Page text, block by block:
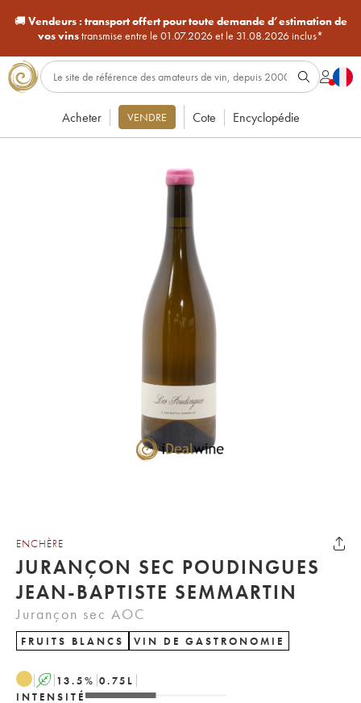
🚚Vendeurs : transport offert pour toute demande d’estimation de
vos vinstransmise entre le 01.07.2026 et le 31.08.2026 inclus*
Acheter VENDRE Cote Encyclopédie
ENCHÈRE
JURANÇON SEC POUDINGUES
JEAN-BAPTISTE SEMMARTIN
Jurançon sec AOC
FRUITS BLANCS VIN DE GASTRONOMIE
A 13.5% 0.75 L
INTENSITÉ